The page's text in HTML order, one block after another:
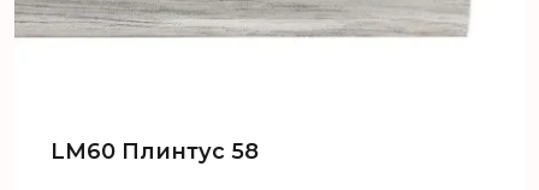
LM60 Плинтус 58